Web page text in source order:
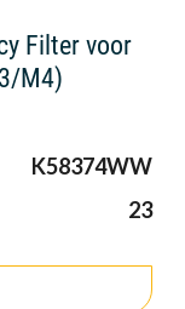
Filter voor
M4)
K58374WW
23